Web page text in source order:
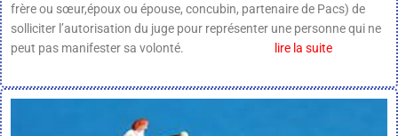
frère ou sœur,époux ou épouse, concubin, partenaire de Pacs) de
solliciter l’autorisation du juge pour représenter une personne qui ne
peut pas manifester sa volonté.
lire la suite